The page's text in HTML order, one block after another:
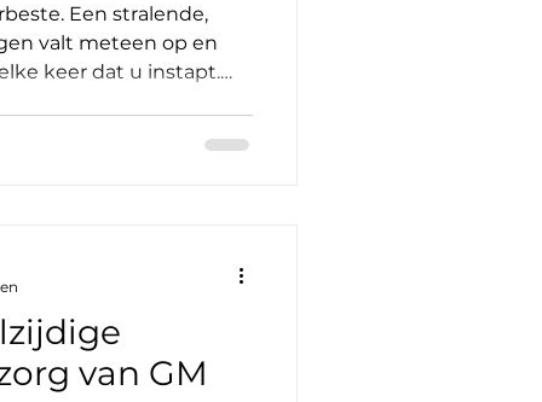
Een stralende,
valt meteen op en
keer dat u instapt.
Het gaat om zorg,
is de kunst van
van GM